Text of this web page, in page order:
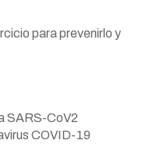
para prevenirlo y
SARS-CoV2
COVID-19